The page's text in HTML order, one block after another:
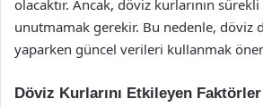
olacaktır. Ancak, döviz kurlarının
unutmamak gerekir. Bu nedenle, döviz
yaparken güncel verileri kullanmak
Döviz Kurlarını Etkileyen Faktörler